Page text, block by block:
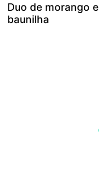
Duo de morango e
baunilha